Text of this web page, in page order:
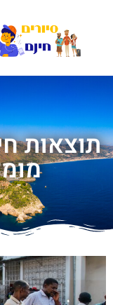
תוצאות